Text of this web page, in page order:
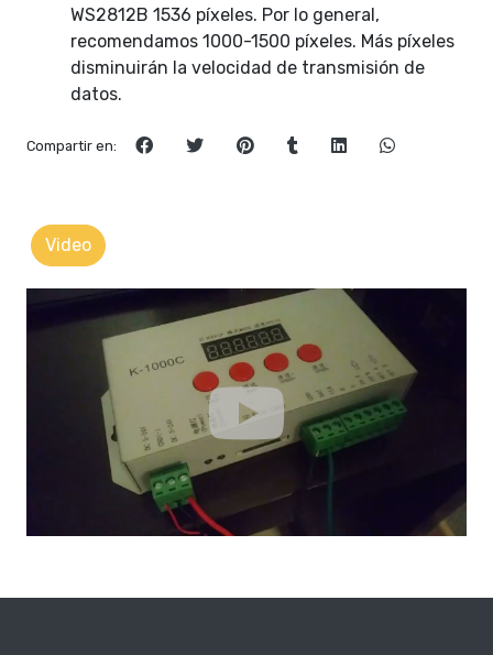
WS2812B 1536 píxeles. Por lo general,
recomendamos 1000-1500 píxeles. Más píxeles
disminuirán la velocidad de transmisión de
datos.
Compartir en:
Video